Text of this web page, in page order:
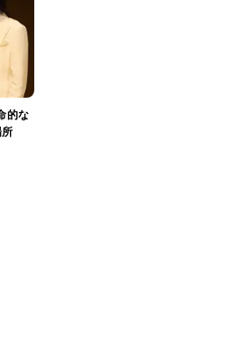
的な